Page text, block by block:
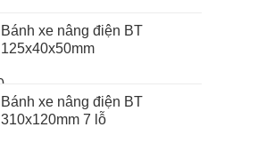
Bánh xe nâng điện BT
125x40x50mm
Bánh xe nâng điện BT
310x120mm 7 lỗ